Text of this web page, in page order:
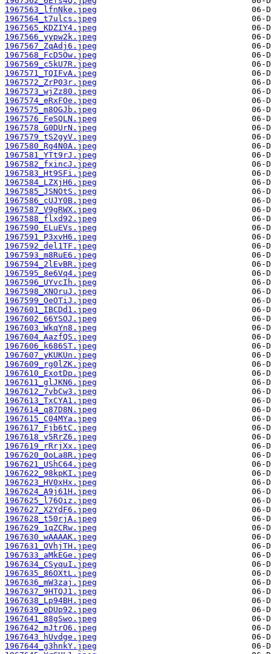
1967563_lfnNke.jpeg
1967564_t7ulcs.jpeg
1967565_KDZIY4.jpeg
1967566_yypw2k.jpeg
1967567_ZqAdj6.jpeg
1967568_FcD5Ow.jpeg
1967569_c5kU7R.jpeg
1967571_TQIFvA.jpeg
1967572_ZrP03r.jpeg
1967573_wjZz80.jpeg
1967574_eRxFOe.jpeg
1967575_m8OGJb.jpeg
1967576_FeSQLN.jpeg
1967578_G0DUrN.jpeg
1967579_tS2gyV.jpeg
1967580_Rg4N0A.jpeg
1967581_YTt9rJ.jpeg
1967582_fxincJ.jpeg
1967583_Ht9SFi.jpeg
1967584_LZXjH6.jpeg
1967585_JSNOtS.jpeg
1967586_cUJY0B.jpeg
1967587_V9gRWX.jpeg
1967588_flxd92.jpeg
1967590_ELuEVs.jpeg
1967591_P3xvH6.jpeg
1967592_del1TF.jpeg
1967593_m8RuE6.jpeg
1967594_2lEvBR.jpeg
1967595_8e6Vq4.jpeg
1967596_UYvcIh.jpeg
1967598_XNOruJ.jpeg
1967599_OeOTiJ.jpeg
1967601_IBCDd1.jpeg
1967602_66YSOJ.jpeg
1967603_WkqYn8.jpeg
1967604_AazfQS.jpeg
1967606_k686ST.jpeg
1967607_yKUKUn.jpeg
1967609_rg0lZK.jpeg
1967610_ExotDp.jpeg
1967611_glJKN6.jpeg
1967612_7vbCw3.jpeg
1967613_TxCYA1.jpeg
1967614_q87D8N.jpeg
1967615_C04MYa.jpeg
1967617_Fjb6tC.jpeg
1967618_v5RrZ6.jpeg
1967619_rRrjXx.jpeg
1967620_0oLa8R.jpeg
1967621_UShC64.jpeg
1967622_98kpKI.jpeg
1967623_HV0xHx.jpeg
1967624_A9j61H.jpeg
1967625_l76Oiz.jpeg
1967627_X2YdF6.jpeg
1967628_t50rjA.jpeg
1967629_1qZCRw.jpeg
1967630_wAAAAK.jpeg
1967631_OVhjTH.jpeg
1967633_aMkEGe.jpeg
1967634_CSyquI.jpeg
1967635_86OXtL.jpeg
1967636_mW3zaj.jpeg
1967637_9HTQJ1.jpeg
1967638_Lp94BH.jpeg
1967639_eDUp92.jpeg
1967641_88gSwo.jpeg
1967642_mJtrO6.jpeg
1967643_hUvdge.jpeg
1967644_g3hnkY.jpeg